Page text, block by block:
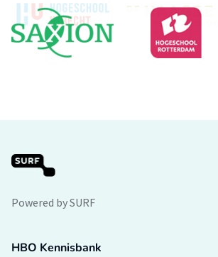
Powered by SURF
HBO Kennisbank